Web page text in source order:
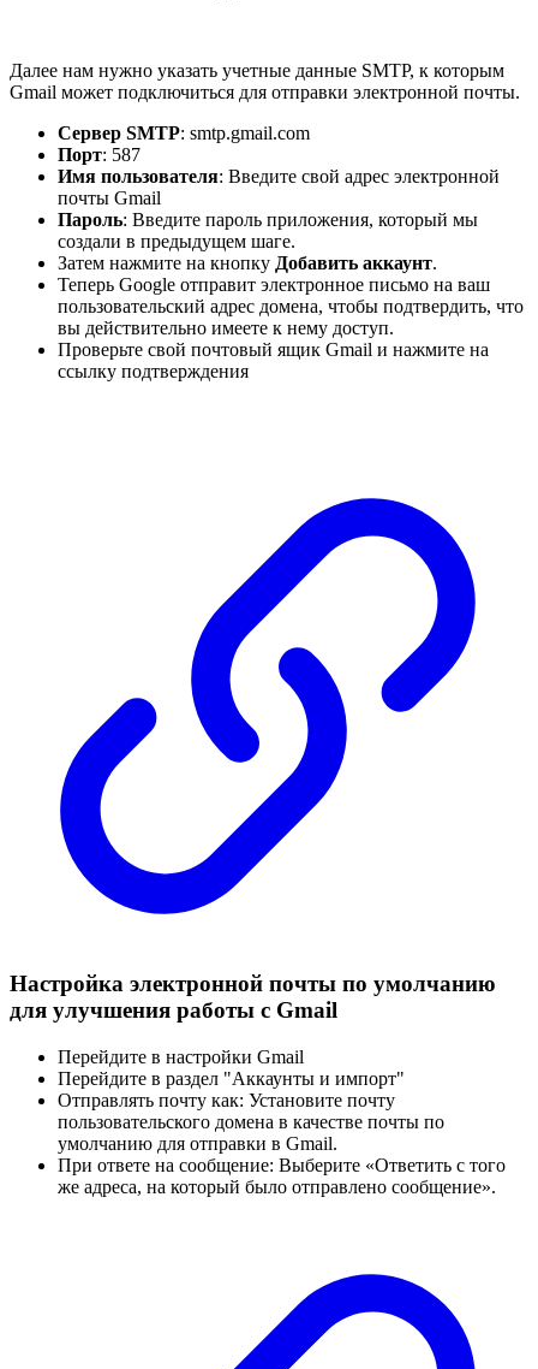
Далее нам нужно указать учетные данные SMTP, к которым
Gmail может подключиться для отправки электронной почты.
Сервер SMTP: smtp.gmail.com
Порт: 587
Имя пользователя: Введите свой адрес электронной
почты Gmail
Пароль: Введите пароль приложения, который мы
создали в предыдущем шаге.
Затем нажмите на кнопку Добавить аккаунт.
Теперь Google отправит электронное письмо на ваш
пользовательский адрес домена, чтобы подтвердить, что
вы действительно имеете к нему доступ.
Проверьте свой почтовый ящик Gmail и нажмите на
ссылку подтверждения
Настройка электронной почты по умолчанию
для улучшения работы с Gmail
Перейдите в настройки Gmail
Перейдите в раздел "Аккаунты и импорт"
Отправлять почту как: Установите почту
пользовательского домена в качестве почты по
умолчанию для отправки в Gmail.
При ответе на сообщение: Выберите «Ответить с того
же адреса, на который было отправлено сообщение».